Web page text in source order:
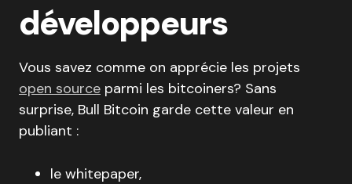
développeurs
Vous savez comme on apprécie les projets
open source parmi les bitcoiners? Sans
surprise, Bull Bitcoin garde cette valeur en
publiant :
le whitepaper,